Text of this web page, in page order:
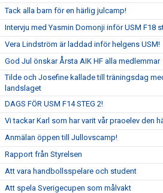
Tack alla barn för en härlig julcamp!
Intervju med Yasmin Domonji inför USM F18
Vera Lindström är laddad inför helgens USM!
God Jul önskar Årsta AIK HF alla medlemmar
Tilde och Josefine kallade till träningsdag
landslaget
DAGS FÖR USM F14 STEG 2!
Vi tackar Karl som har varit vår praoelev den
Anmälan öppen till Jullovscamp!
Rapport från Styrelsen
Att vara handbollsspelare och student
Att spela Sverigecupen som målvakt